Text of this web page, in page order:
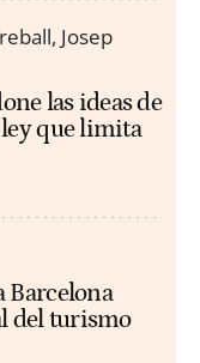
las ideas de
que limita
Barcelona
del turismo